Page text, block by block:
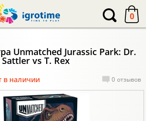
0
Unmatched Jurassic Park: Dr.
Sattler vs T. Rex
в наличии 0 отзывов